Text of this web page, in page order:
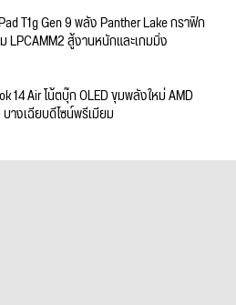
T1g Gen 9 พลัง Panther Lake กราฟิก
LPCAMM2 สู้งานหนักและเกมมิ่ง
14 Air โน้ตบุ๊ก OLED ขุมพลังใหม่ AMD
างเฉียบดีไซน์พรีเมียม